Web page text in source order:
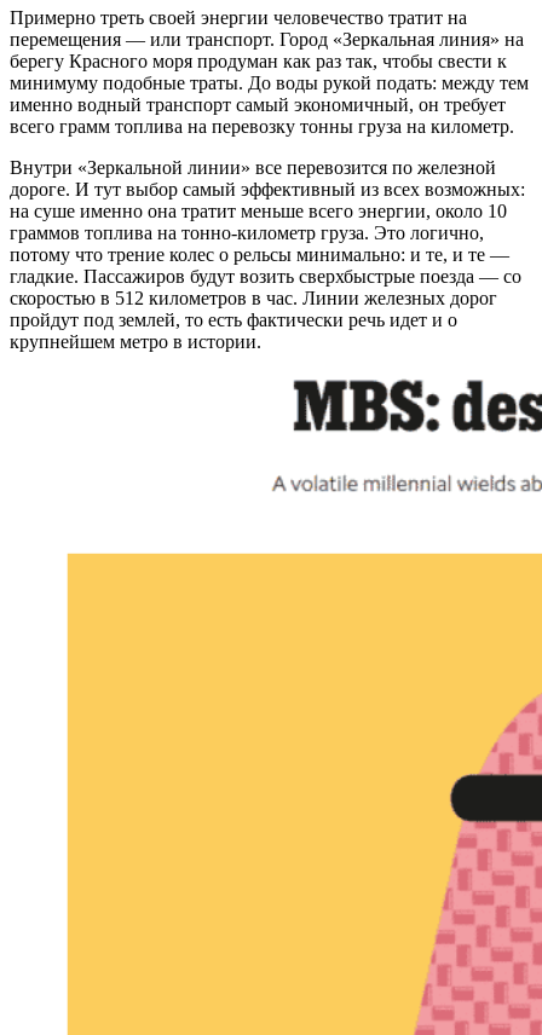
Примерно треть своей энергии человечество тратит на
перемещения — или транспорт. Город «Зеркальная линия» на
берегу Красного моря продуман как раз так, чтобы свести к
минимуму подобные траты. До воды рукой подать: между тем
именно водный транспорт самый экономичный, он требует
всего грамм топлива на перевозку тонны груза на километр.
Внутри «Зеркальной линии» все перевозится по железной
дороге. И тут выбор самый эффективный из всех возможных:
на суше именно она тратит меньше всего энергии, около 10
граммов топлива на тонно-километр груза. Это логично,
потому что трение колес о рельсы минимально: и те, и те —
гладкие. Пассажиров будут возить сверхбыстрые поезда — со
скоростью в 512 километров в час. Линии железных дорог
пройдут под землей, то есть фактически речь идет и о
крупнейшем метро в истории.